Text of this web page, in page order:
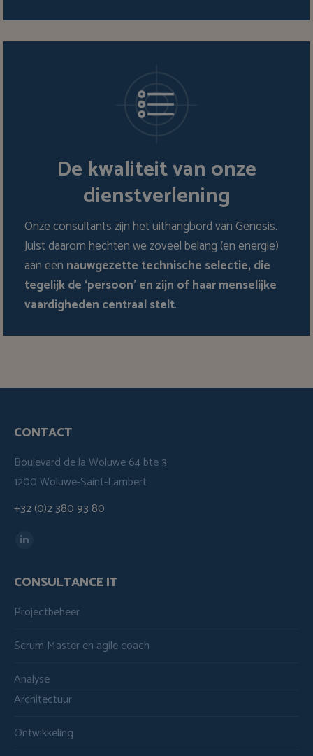
De kwaliteit van onze
dienstverlening
Onze consultants zijn het uithangbord van Genesis.
Juist daarom hechten we zoveel belang (en energie)
aan een nauwgezette technische selectie, die
tegelijk de ‘persoon’ en zijn of haar menselijke
vaardigheden centraal stelt.
CONTACT
Boulevard de la Woluwe 64 bte 3
1200 Woluwe-Saint-Lambert
+32 (0)2 380 93 80
Vind ons op:
Linkedin
opens
new
window
CONSULTANCE IT
Projectbeheer
Scrum Master en agile coach
Analyse
Architectuur
Ontwikkeling